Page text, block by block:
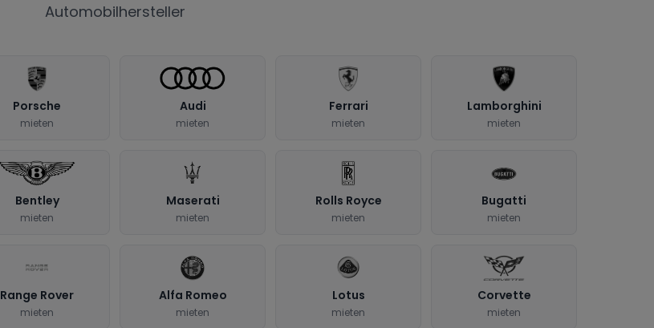
Automobilhersteller
Porsche
mieten
Audi
mieten
Ferrari
mieten
Lamborghini
mieten
Bentley
mieten
Maserati
mieten
Rolls Royce
mieten
Bugatti
mieten
Range Rover
mieten
Alfa Romeo
mieten
Lotus
mieten
Corvette
mieten